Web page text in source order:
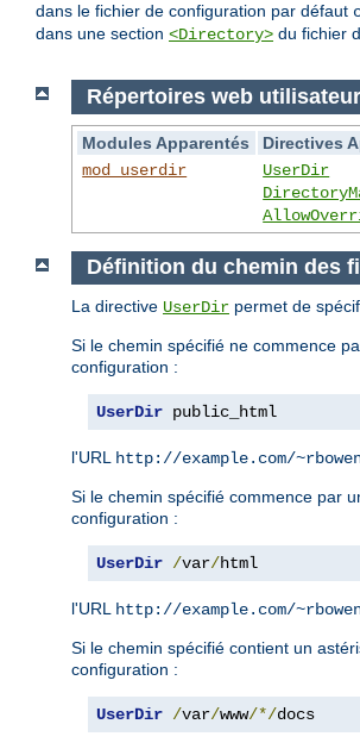
dans le fichier de configuration par défaut
dans une section <Directory> du fichier
Répertoires web
Modules Apparentés
Directives
mod_userdir
UserDir
Définition du chemin des
La directive UserDir permet de
Si le chemin spécifié ne commence
configuration :
UserDir public_html
l'URL http://example.com/
Si le chemin spécifié commence par
configuration :
UserDir /var/html
l'URL http://example.com/
Si le chemin spécifié contient un
configuration :
UserDir /var/www/*/docs